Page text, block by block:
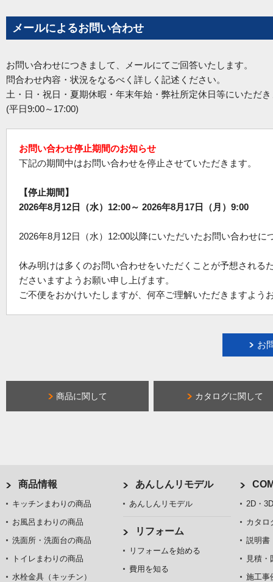
メールによるお問い合わせ
お問い合わせにつきまして、メールにてご回答いたします。
問合わせ内容・状況をなるべく詳しく記述ください。
土・日・祝日・夏期休暇・年末年始・弊社所定休日等にいただ
(平日9:00～17:00)
お問い合わせ停止期間のお知らせ
下記の期間中はお問い合わせを停止させていただきます。
【停止期間】
2026年8月12日（水）12:00～ 2026年8月17日（月）9:00
2026年8月12日（水）12:00以降にいただいたお問い合わせ
休み明けは多くのお問い合わせをいただくことが予想され
ださいますようお願い申し上げます。
ご不便をおかけいたしますが、何卒ご理解いただきますよう
お
商品に関して カタログに関して
商品情報
キッチンまわりの商品
お風呂まわりの商品
洗面所・洗面台の商品
トイレまわりの商品
水栓金具（キッチン）
あんしんリモデル
あんしんリモデル
リフォーム
リフォームを始める
費用を知る
2D・
カタロ
説明書
見積・
施工事